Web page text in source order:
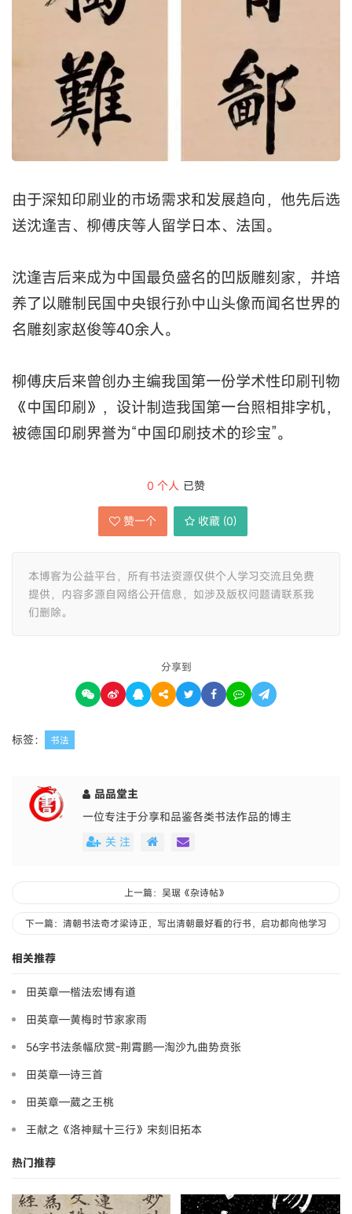
由于深知印刷业的市场需求和发展趋向，他先后选
送沈逢吉、柳傅庆等人留学日本、法国。
沈逢吉后来成为中国最负盛名的凹版雕刻家，并培
养了以雕制民国中央银行孙中山头像而闻名世界的
名雕刻家赵俊等40余人。
柳傅庆后来曾创办主编我国第一份学术性印刷刊物
《中国印刷》，设计制造我国第一台照相排字机，
被德国印刷界誉为“中国印刷技术的珍宝”。
0 个人 已赞
赞一个 收藏 (0)
本博客为公益平台，所有书法资源仅供个人学习交流且免费
提供，内容多源自网络公开信息，如涉及版权问题请联系我
们删除。
分享到
标签： 书法
品品堂主
一位专注于分享和品鉴各类书法作品的博主
关 注
上一篇：吴琚《杂诗帖》
下一篇：清朝书法奇才梁诗正，写出清朝最好看的行书，启功都向他学习
相关推荐
田英章—楷法宏博有道
田英章—黄梅时节家家雨
56字书法条幅欣赏-荆霄鹏—淘沙九曲势贲张
田英章—诗三首
田英章—葳之王桃
王献之《洛神赋十三行》宋刻旧拓本
热门推荐